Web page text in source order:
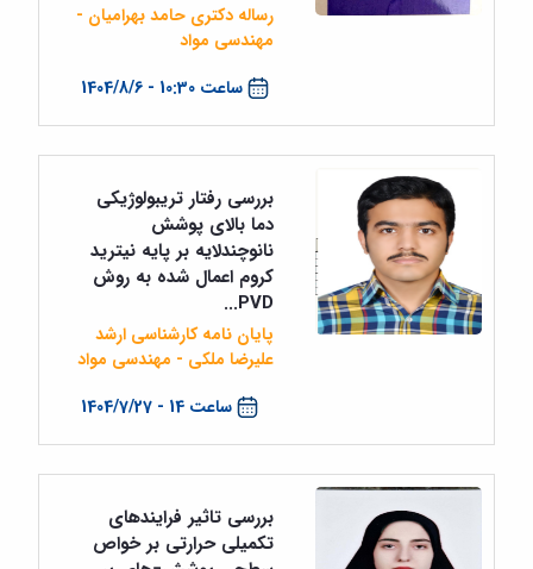
ساعت 10:30 - 1404/8/6
رساله دکتری حامد بهرامیان -
مهندسی مواد
ساعت 14 - 1404/7/27
بررسی رفتار تریبولوژیکی
دما بالای پوشش
نانوچندلایه بر پایه نیترید
کروم اعمال شده به روش
PVD...
پایان نامه کارشناسی ارشد
علیرضا ملکی - مهندسی مواد
بررسی تاثیر فرایندهای
تکمیلی حرارتی بر خواص